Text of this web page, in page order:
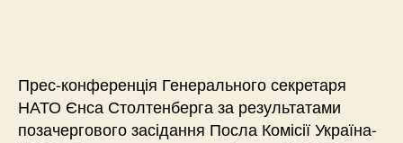
Прес-конференція Генерального секретаря
НАТО Єнса Столтенберга за результатами
позачергового засідання Посла Комісії Україна-